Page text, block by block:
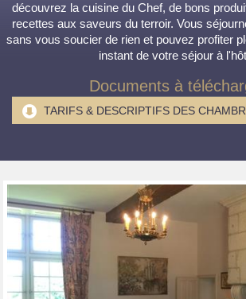
découvrez la cuisine du Chef, de bons
recettes aux saveurs du terroir. Vous
sans vous soucier de rien et pouvez profiter
instant de votre séjour à
Documents à
TARIFS & DESCRIPTIFS DES